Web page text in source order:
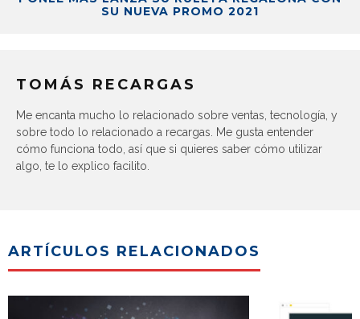
SU NUEVA PROMO 2021
TOMÁS RECARGAS
Me encanta mucho lo relacionado sobre ventas, tecnología, y
sobre todo lo relacionado a recargas. Me gusta entender
cómo funciona todo, así que si quieres saber cómo utilizar
algo, te lo explico facilito.
ARTÍCULOS RELACIONADOS